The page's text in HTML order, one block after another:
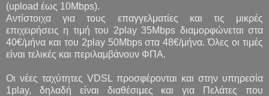
(upload έως 10Mbps).
Αντίστοιχα για τους επαγγελματίες και τις μικρές
επιχειρήσεις η τιμή του 2play 35Mbps διαμορφώνεται στα
40€/μήνα και του 2play 50Mbps στα 48€/μήνα. Όλες οι τιμές
είναι τελικές και περιλαμβάνουν ΦΠΑ.
Οι νέες ταχύτητες VDSL προσφέρονται και στην υπηρεσία
1play, δηλαδή είναι διαθέσιμες και για Πελάτες που